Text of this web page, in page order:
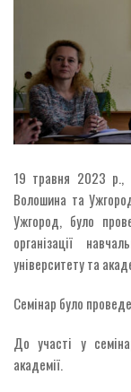
19 травня 2023 р.,
Волошина та
Ужгород, було
організації
університету та
Семінар було
До участі у
академії.